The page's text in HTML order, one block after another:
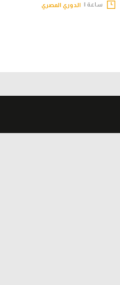
ساعة | الدوري المصري